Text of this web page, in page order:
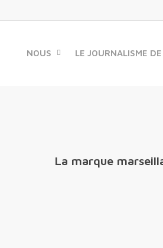
NOUS LE JOURNALISME
La marque